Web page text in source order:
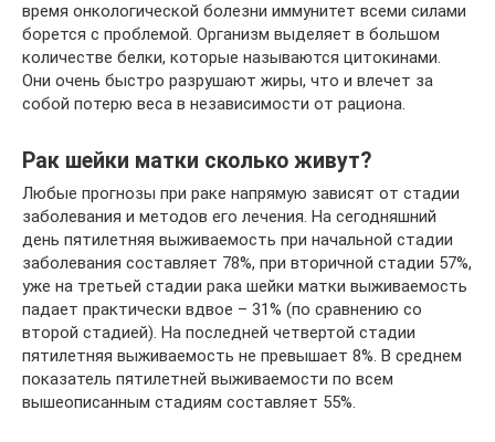
время онкологической болезни иммунитет всеми силами
борется с проблемой. Организм выделяет в большом
количестве белки, которые называются цитокинами.
Они очень быстро разрушают жиры, что и влечет за
собой потерю веса в независимости от рациона.
Рак шейки матки сколько живут?
Любые прогнозы при раке напрямую зависят от стадии
заболевания и методов его лечения. На сегодняшний
день пятилетняя выживаемость при начальной стадии
заболевания составляет 78%, при вторичной стадии 57%,
уже на третьей стадии рака шейки матки выживаемость
падает практически вдвое – 31% (по сравнению со
второй стадией). На последней четвертой стадии
пятилетняя выживаемость не превышает 8%. В среднем
показатель пятилетней выживаемости по всем
вышеописанным стадиям составляет 55%.